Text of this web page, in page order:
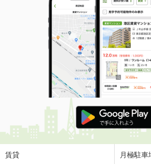
岡山県岡山市南区福成１
価 格
10.80万円
住 所
岡山県岡山市南区
専有面積 88.84m²
間取り
3LDK
岡山県岡山市北区西古松１
価 格
2.80万円
住 所
岡山県岡山市北区
専有面積
賃貸 月極駐車